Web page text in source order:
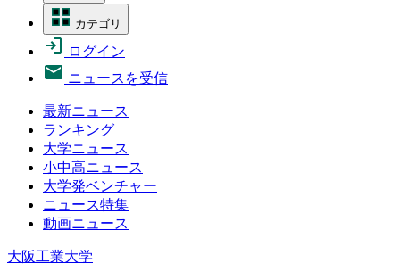
カテゴリ
ログイン
ニュースを受信
最新ニュース
ランキング
大学ニュース
小中高ニュース
大学発ベンチャー
ニュース特集
動画ニュース
大阪工業大学